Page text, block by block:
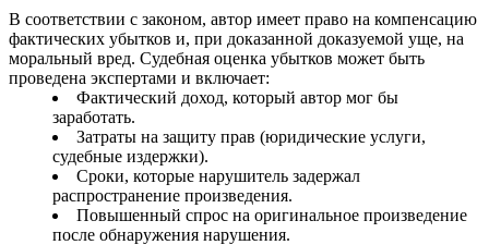
В соответствии с законом, автор имеет право на компенсацию
фактических убытков и, при доказанной доказуемой уще, на
моральный вред. Судебная оценка убытков может быть
проведена экспертами и включает:
Фактический доход, который автор мог бы
заработать.
Затраты на защиту прав (юридические услуги,
судебные издержки).
Сроки, которые нарушитель задержал
распространение произведения.
Повышенный спрос на оригинальное произведение
после обнаружения нарушения.